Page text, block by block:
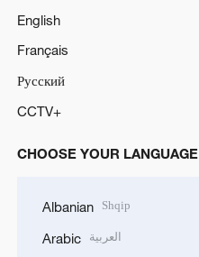
English
Français
Русский
CCTV+
CHOOSE YOUR LANGUAGE
Albanian Shqip
Arabic العربية